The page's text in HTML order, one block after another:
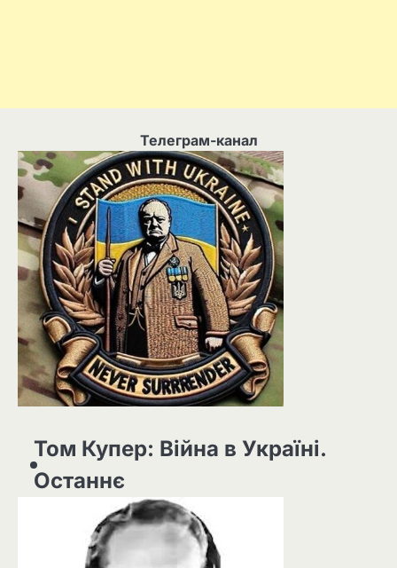
Телеграм-канал
Том Купер: Війна в Україні.
Останнє